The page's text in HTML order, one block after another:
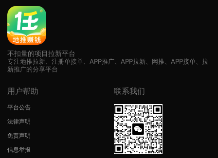
不扣量的项目拉新平台
专注地推拉新、注册单接单、APP推广、APP拉新、网推、APP接单、拉
新推广的分享平台
用户帮助
平台公告
法律声明
免责声明
信息举报
联系我们